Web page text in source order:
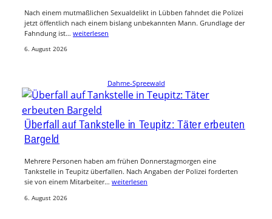
Nach einem mutmaßlichen Sexualdelikt in Lübben fahndet die Polizei
jetzt öffentlich nach einem bislang unbekannten Mann. Grundlage der
Fahndung ist… weiterlesen
6. August 2026
Dahme-Spreewald
Überfall auf Tankstelle in Teupitz: Täter erbeuten
Bargeld
Mehrere Personen haben am frühen Donnerstagmorgen eine
Tankstelle in Teupitz überfallen. Nach Angaben der Polizei forderten
sie von einem Mitarbeiter… weiterlesen
6. August 2026